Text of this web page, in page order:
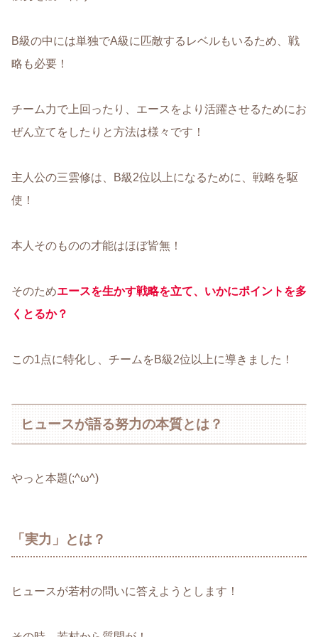
B級の中には単独でA級に匹敵するレベルもいるため、戦
略も必要！
チーム力で上回ったり、エースをより活躍させるためにお
ぜん立てをしたりと方法は様々です！
主人公の三雲修は、B級2位以上になるために、戦略を駆
使！
本人そのものの才能はほぼ皆無！
そのためエースを生かす戦略を立て、いかにポイントを多
くとるか？
この1点に特化し、チームをB級2位以上に導きました！
ヒュースが語る努力の本質とは？
やっと本題(;^ω^)
「実力」とは？
ヒュースが若村の問いに答えようとします！